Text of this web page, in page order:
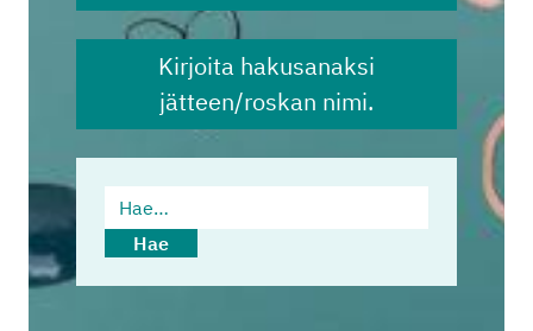
Kirjoita hakusanaksi
jätteen/roskan nimi.
Hae…
Hae